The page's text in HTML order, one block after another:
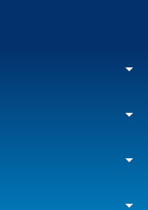
arrow_drop_down
arrow_drop_down
arrow_drop_down
arrow_drop_down